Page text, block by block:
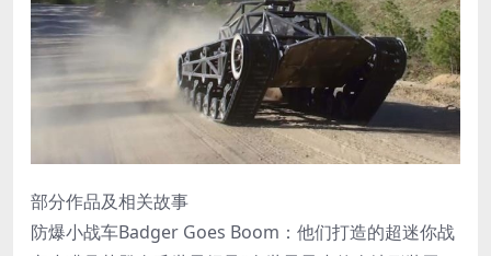
部分作品及相关故事
防爆小战车Badger Goes Boom：他们打造的超迷你战